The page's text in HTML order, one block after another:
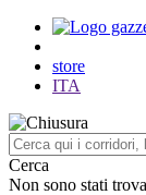
store
ITA
Cerca
Non sono stati